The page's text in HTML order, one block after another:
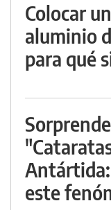
Colocar
aluminio
para qué
Antártida:
este